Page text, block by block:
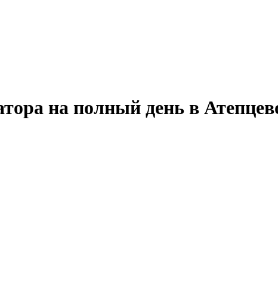
на полный день в